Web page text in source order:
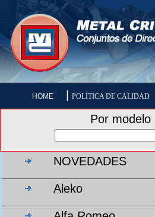
HOME POLITICA DE CALIDAD
Por modelo
NOVEDADES
Aleko